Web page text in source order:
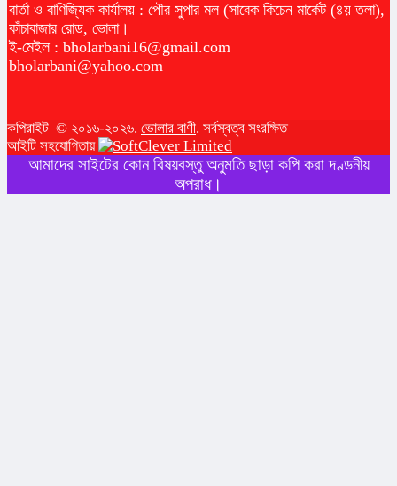
বার্তা ও বাণিজ্যিক কার্যালয় : পৌর সুপার মল (সাবেক কিচেন মার্কেট (৪য় তলা),
কাঁচাবাজার রোড, ভোলা।
ই-মেইল : bholarbani16@gmail.com
bholarbani@yahoo.com
কপিরাইট © ২০১৬-২০২৬. ভোলার বাণী. সর্বস্বত্ব সংরক্ষিত
আইটি সহযোগিতায়
আমাদের সাইটের কোন বিষয়বস্তু অনুমতি ছাড়া কপি করা দণ্ডনীয়
অপরাধ।